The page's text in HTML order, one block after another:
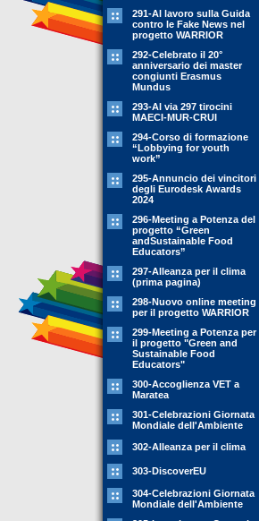
291-Al lavoro sulla Guida
contro le Fake News nel
progetto WARRIOR
292-Celebrato il 20°
anniversario dei master
congiunti Erasmus
Mundus
293-Al via 297 tirocini
MAECI-MUR-CRUI
294-Corso di formazione
“Lobbying for youth
work”
295-Annuncio dei vincitori
degli Eurodesk Awards
2024
296-Meeting a Potenza del
progetto “Green
andSustainable Food
Educators”
297-Alleanza per il clima
(prima pagina)
298-Nuovo online meeting
per il progetto WARRIOR
299-Meeting a Potenza per
il progetto "Green and
Sustainable Food
Educators"
300-Accoglienza VET a
Maratea
301-Celebrazioni Giornata
Mondiale dell'Ambiente
302-Alleanza per il clima
303-DiscoverEU
304-Celebrazioni Giornata
Mondiale dell'Ambiente